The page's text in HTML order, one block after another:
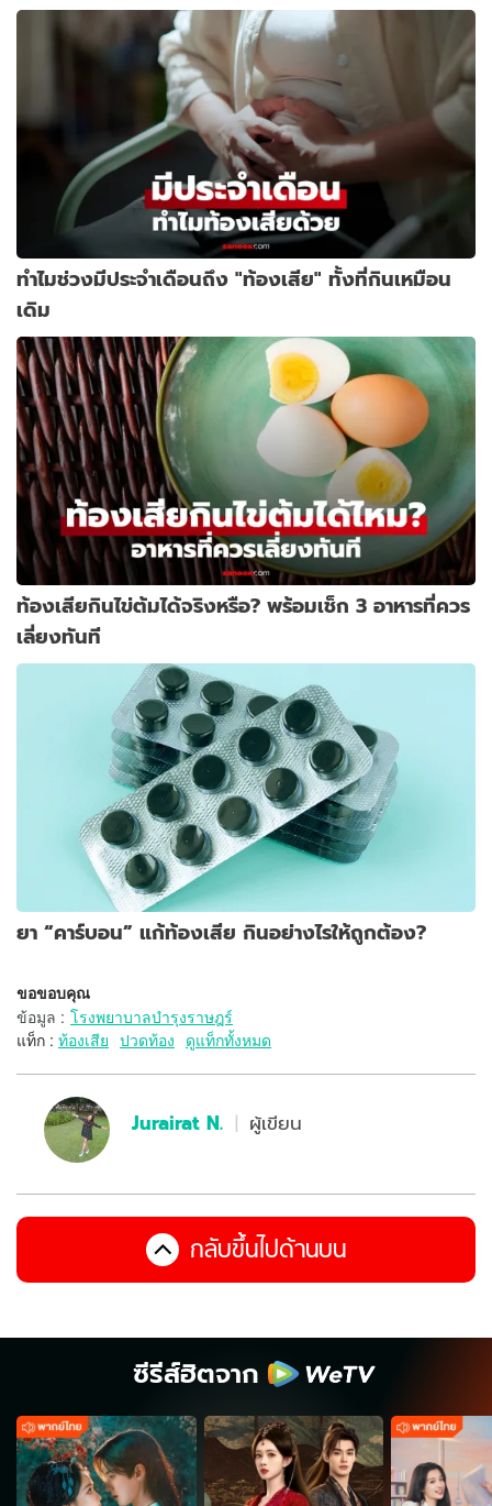
ทำไมช่วงมีประจำเดือนถึง "ท้องเสีย" ทั้งที่กินเหมือน
เดิม
ท้องเสียกินไข่ต้มได้จริงหรือ? พร้อมเช็ก 3 อาหารที่ควร
เลี่ยงทันที
ยา “คาร์บอน” แก้ท้องเสีย กินอย่างไรให้ถูกต้อง?
ขอขอบคุณ
ข้อมูล : โรงพยาบาลบำรุงราษฎร์
แท็ก : ท้องเสีย ปวดท้อง ดูแท็กทั้งหมด
Jurairat N. ผู้เขียน
กลับขึ้นไปด้านบน
ซีรีส์ฮิตจาก